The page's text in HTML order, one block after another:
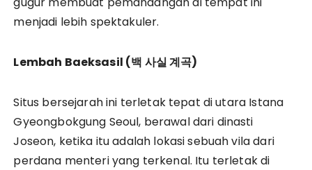
menjadi lebih spektakuler.
Lembah Baeksasil (백 사실계곡)
Situs bersejarah ini terletak tepat di utara Istana
Gyeongbokgung Seoul, berawal dari dinasti
Joseon, ketika itu adalah lokasi sebuah vila dari
perdana menteri yang terkenal. Itu terletak di